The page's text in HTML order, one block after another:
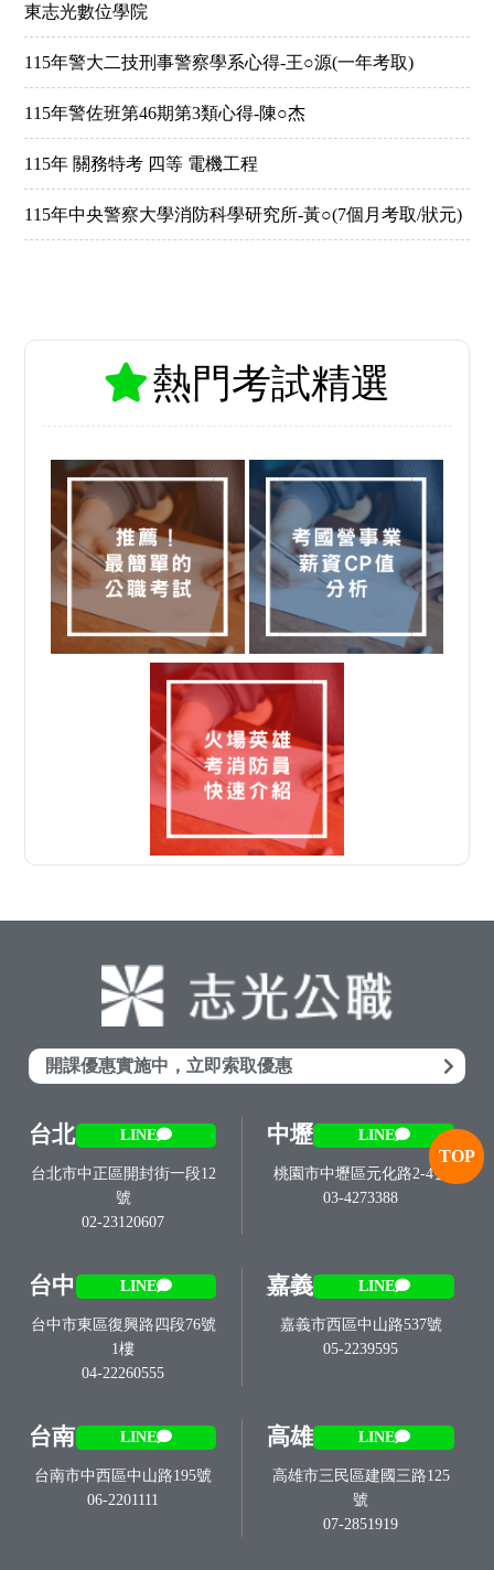
東志光數位學院
115年警大二技刑事警察學系心得-王○源(一年考取)
115年警佐班第46期第3類心得-陳○杰
115年 關務特考 四等 電機工程
115年中央警察大學消防科學研究所-黃○(7個月考取/狀元)
熱門考試精選
開課優惠實施中，立即索取優惠
台北 LINE
台北市中正區開封街一段12
號
02-23120607
中壢 LINE
桃園市中壢區元化路2-4號
03-4273388
台中 LINE
台中市東區復興路四段76號
1樓
04-22260555
嘉義 LINE
嘉義市西區中山路537號
05-2239595
台南 LINE
台南市中西區中山路195號
06-2201111
高雄 LINE
高雄市三民區建國三路125
號
07-2851919
TOP